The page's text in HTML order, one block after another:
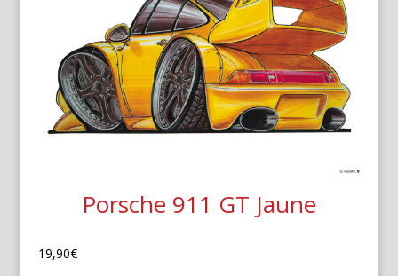
Porsche 911 GT Jaune
19,90€